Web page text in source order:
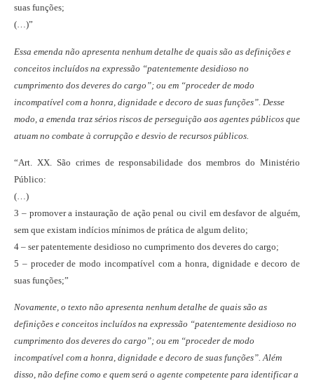
suas funções;
(…)”
Essa emenda não apresenta nenhum detalhe de quais são as definições e
conceitos incluídos na expressão “patentemente desidioso no
cumprimento dos deveres do cargo”; ou em “proceder de modo
incompatível com a honra, dignidade e decoro de suas funções”. Desse
modo, a emenda traz sérios riscos de perseguição aos agentes públicos que
atuam no combate à corrupção e desvio de recursos públicos.
“Art. XX. São crimes de responsabilidade dos membros do Ministério
Público:
(…)
3 – promover a instauração de ação penal ou civil em desfavor de alguém,
sem que existam indícios mínimos de prática de algum delito;
4 – ser patentemente desidioso no cumprimento dos deveres do cargo;
5 – proceder de modo incompatível com a honra, dignidade e decoro de
suas funções;”
Novamente, o texto não apresenta nenhum detalhe de quais são as
definições e conceitos incluídos na expressão “patentemente desidioso no
cumprimento dos deveres do cargo”; ou em “proceder de modo
incompatível com a honra, dignidade e decoro de suas funções”. Além
disso, não define como e quem será o agente competente para identificar a